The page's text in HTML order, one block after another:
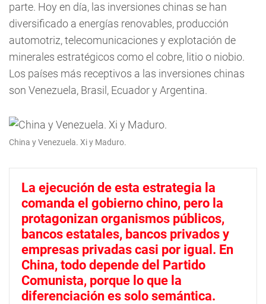
parte. Hoy en día, las inversiones chinas se han
diversificado a energías renovables, producción
automotriz, telecomunicaciones y explotación de
minerales estratégicos como el cobre, litio o niobio.
Los países más receptivos a las inversiones chinas
son Venezuela, Brasil, Ecuador y Argentina.
China y Venezuela. Xi y Maduro.
La ejecución de esta estrategia la
comanda el gobierno chino, pero la
protagonizan organismos públicos,
bancos estatales, bancos privados y
empresas privadas casi por igual. En
China, todo depende del Partido
Comunista, porque lo que la
diferenciación es solo semántica.